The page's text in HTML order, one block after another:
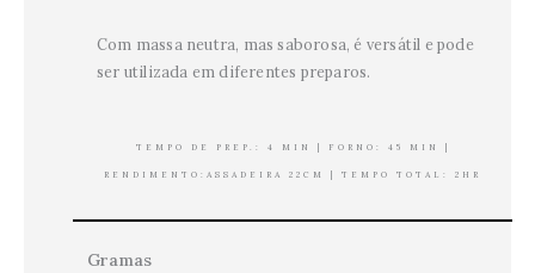
Com massa neutra, mas saborosa, é versátil e pode
ser utilizada em diferentes preparos.
TEMPO DE PREP.: 4 MIN | FORNO: 45 MIN |
RENDIMENTO:ASSADEIRA 22CM | TEMPO TOTAL: 2HR
Gramas